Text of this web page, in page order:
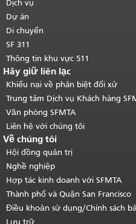
chính.
Dịch vụ
Dự án
Di chuyển
SF 311
Thông tin khu vực 511
Hãy giữ liên lạc
Khiếu nại về phân biệt đối xử
Trung tâm Dịch vụ Khách hàng
Văn phòng SFMTA
Liên hệ với chúng tôi
Về chúng tôi
Hội đồng quản trị
Nghề nghiệp
Hợp tác kinh doanh với SFMTA
Thành phố và Quận San Francisco
Điều khoản sử dụng/Chính sách
Lưu trữ